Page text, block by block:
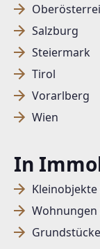
Salzburg
Steiermark
Tirol
Vorarlberg
Wien
In